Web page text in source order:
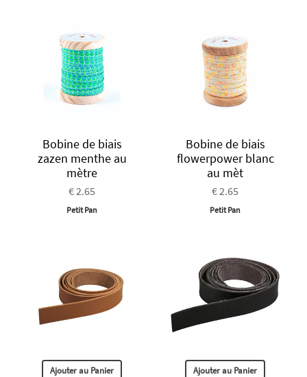
Bobine de biais
zazen menthe au
mètre
€ 2.65
Petit Pan
Bobine de biais
flowerpower blanc
au mèt
€ 2.65
Petit Pan
Ajouter au Panier Ajouter au Panier